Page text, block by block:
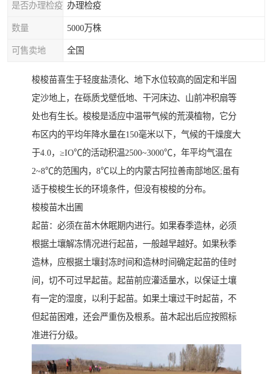
是否办理检疫 办理检疫
数量 5000万株
可售卖地 全国
梭梭苗喜生于轻度盐渍化、地下水位较高的固定和半固
定沙地上，在砾质戈壁低地、干河床边、山前冲积扇等
处也有生长。梭梭是适应中温带气候的荒漠植物，它分
布区内的平均年降水量在150毫米以下，气候的干燥度大
于4.0，≥IO℃的活动积温2500~3000℃，年平均气温在
2~8℃的范围内，8℃以上的内蒙古阿拉善南部地区;虽有
适于梭梭生长的环境条件，但没有梭梭的分布。
梭梭苗木出圃
起苗：必须在苗木休眠期内进行。如果春季造林，必须
根据土壤解冻情况进行起苗，一般越早越好。如果秋季
造林，应根据土壤封冻时间和造林时间确定起苗的佳时
间，切不可过早起苗。起苗前应灌适量水，以保证土壤
有一定的湿度，以利于起苗。如果土壤过干时起苗，不
但起苗困难，还会严重伤及根系。苗木起出后应按照标
准进行分级。